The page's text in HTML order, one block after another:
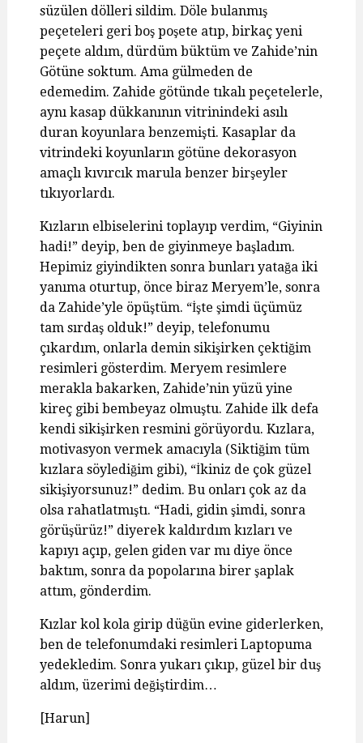
süzülen dölleri sildim. Döle bulanmış
peçeteleri geri boş poşete atıp, birkaç yeni
peçete aldım, dürdüm büktüm ve Zahide’nin
Götüne soktum. Ama gülmeden de
edemedim. Zahide götünde tıkalı peçetelerle,
aynı kasap dükkanının vitrinindeki asılı
duran koyunlara benzemişti. Kasaplar da
vitrindeki koyunların götüne dekorasyon
amaçlı kıvırcık marula benzer birşeyler
tıkıyorlardı.
Kızların elbiselerini toplayıp verdim, “Giyinin
hadi!” deyip, ben de giyinmeye başladım.
Hepimiz giyindikten sonra bunları yatağa iki
yanıma oturtup, önce biraz Meryem’le, sonra
da Zahide’yle öpüştüm. “İşte şimdi üçümüz
tam sırdaş olduk!” deyip, telefonumu
çıkardım, onlarla demin sikişirken çektiğim
resimleri gösterdim. Meryem resimlere
merakla bakarken, Zahide’nin yüzü yine
kireç gibi bembeyaz olmuştu. Zahide ilk defa
kendi sikişirken resmini görüyordu. Kızlara,
motivasyon vermek amacıyla (Siktiğim tüm
kızlara söylediğim gibi), “İkiniz de çok güzel
sikişiyorsunuz!” dedim. Bu onları çok az da
olsa rahatlatmıştı. “Hadi, gidin şimdi, sonra
görüşürüz!” diyerek kaldırdım kızları ve
kapıyı açıp, gelen giden var mı diye önce
baktım, sonra da popolarına birer şaplak
attım, gönderdim.
Kızlar kol kola girip düğün evine giderlerken,
ben de telefonumdaki resimleri Laptopuma
yedekledim. Sonra yukarı çıkıp, güzel bir duş
aldım, üzerimi değiştirdim…
[Harun]